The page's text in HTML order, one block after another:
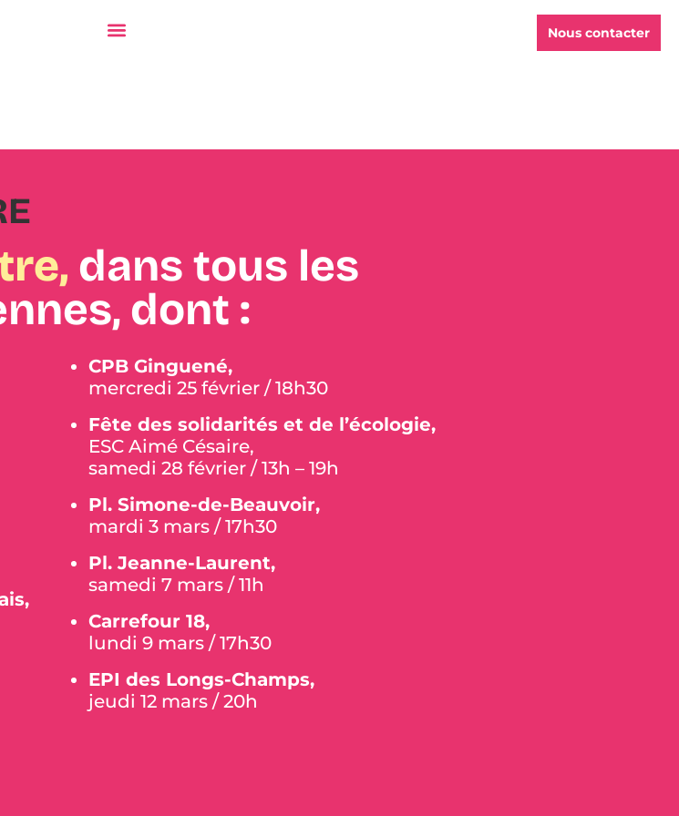
Nous contacter
dans tous les
dont :
CPB Ginguené,
mercredi 25 février / 18h30
Fête des solidarités et de l’écologie,
ESC Aimé Césaire,
samedi 28 février / 13h – 19h
Pl. Simone-de-Beauvoir,
mardi 3 mars / 17h30
Pl. Jeanne-Laurent,
samedi 7 mars / 11h
Carrefour 18,
lundi 9 mars / 17h30
EPI des Longs-Champs,
jeudi 12 mars / 20h